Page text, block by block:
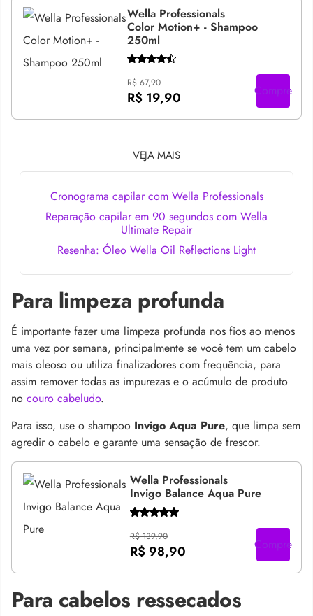
Wella Professionals
Color Motion+ - Shampoo
250ml
R$ 67,90
R$ 19,90 Compre
VEJA MAIS
Cronograma capilar com Wella Professionals
Reparação capilar em 90 segundos com Wella
Ultimate Repair
Resenha: Óleo Wella Oil Reflections Light
Para limpeza profunda
É importante fazer uma limpeza profunda nos fios ao menos
uma vez por semana, principalmente se você tem um cabelo
mais oleoso ou utiliza finalizadores com frequência, para
assim remover todas as impurezas e o acúmulo de produto
no couro cabeludo.
Para isso, use o shampoo Invigo Aqua Pure, que limpa sem
agredir o cabelo e garante uma sensação de frescor.
Wella Professionals
Invigo Balance Aqua Pure
R$ 139,90
R$ 98,90 Compre
Para cabelos ressecados